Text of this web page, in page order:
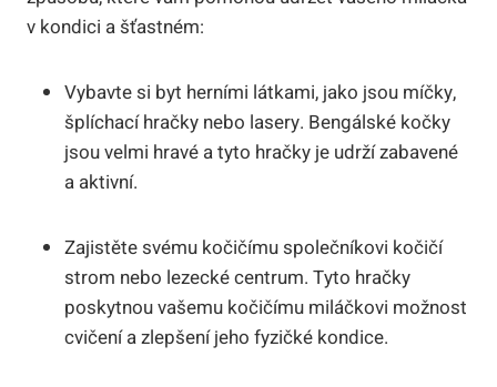
v‌ kondici a šťastném:
Vybavte​ si ⁢byt herními látkami, jako jsou ‍míčky,⁤
šplíchací⁤ hračky nebo ‌lasery. ‍Bengálské kočky⁤
jsou velmi ​hravé‍ a⁣ tyto‌ hračky je ‌udrží zabavené
a aktivní.
Zajistěte svému kočičímu společníkovi kočičí
strom nebo‍ lezecké ​centrum. Tyto hračky⁣
poskytnou‌ vašemu kočičímu ⁢miláčkovi možnost
cvičení a zlepšení jeho⁣ fyzičké kondice.